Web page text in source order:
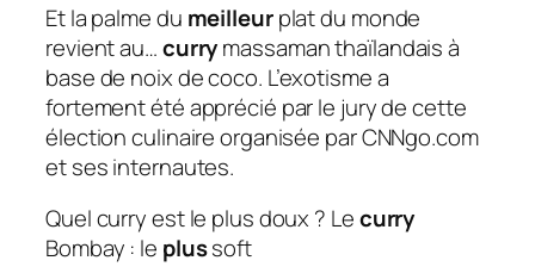
Et la palme du meilleurplat du monde
revient au…currymassaman thaïlandais à
base de noix de coco. L’exotisme a
fortement été apprécié par le jury de cette
élection culinaire organisée par CNNgo.com
et ses internautes.
Quel curry est le plus doux ? Lecurry
Bombay : le plussoft